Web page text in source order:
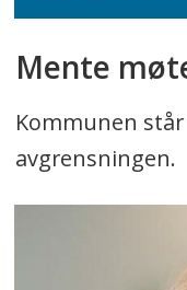
Mente
Kommunen
avgrensningen.